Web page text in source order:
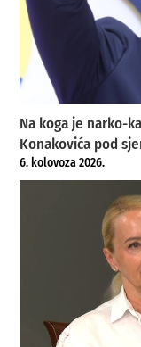
Na koga je narko-
Konakovića pod
6. kolovoza 2026.